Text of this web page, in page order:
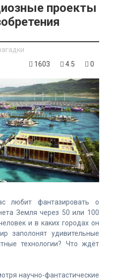
проекты
1603 4.5 0
любит фантазировать о
Земля через 50 или 100
и в каких городах он
заполонят удивительные
технологии? Что ждёт
научно-фантастические